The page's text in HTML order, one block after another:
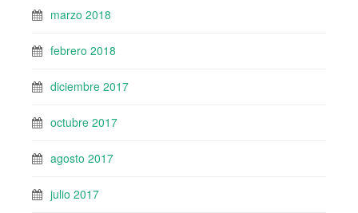
marzo 2018
febrero 2018
diciembre 2017
octubre 2017
agosto 2017
julio 2017